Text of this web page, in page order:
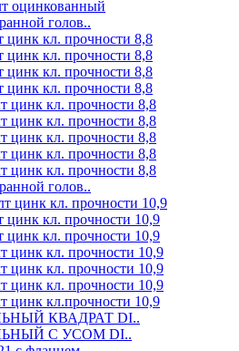
оцинкованный
голов..
цинк кл. прочности 8,8
цинк кл. прочности 8,8
цинк кл. прочности 8,8
цинк кл. прочности 8,8
цинк кл. прочности 8,8
цинк кл. прочности 8,8
цинк кл. прочности 8,8
цинк кл. прочности 8,8
цинк кл. прочности 8,8
голов..
цинк кл. прочности 10,9
цинк кл. прочности 10,9
цинк кл. прочности 10,9
цинк кл. прочности 10,9
цинк кл. прочности 10,9
цинк кл. прочности 10,9
цинк кл.прочности 10,9
КВАДРАТ DI..
С УСОМ DI..